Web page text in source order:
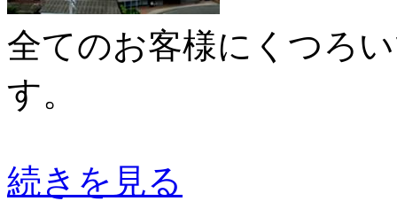
全てのお客様にくつろ
す。
続きを見る